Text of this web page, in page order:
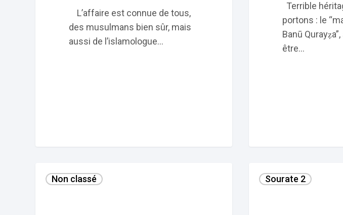
L’affaire est connue de tous,
des musulmans bien sûr, mais
aussi de l’islamologue…
Terrible
portons : le
Banū
être…
Trésors
Non classé
champSourate 2